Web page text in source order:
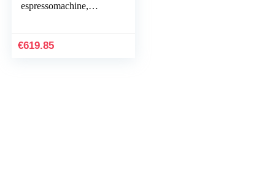
espressomachine,
€619.85